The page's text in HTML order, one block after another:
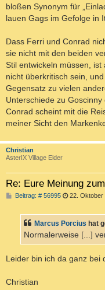
bloßen Synonym für
lauen Gags im Gefolge in
Dass Ferri und Conrad
sie nicht mit den beiden
Stil entwickeln müssen,
nicht überkritisch sein,
Gegensatz zu vielen
Unterschiede zu
Conrad scheint mit die
meiner Sicht den
Christian
AsterIX Village Elder
Re: Eure Meinung
Beitrag: # 56995B
r
a
22. Oktober
Marcus Porcius hat
Normalerweise [...]
Leider bin ich da ganz bei
Christian